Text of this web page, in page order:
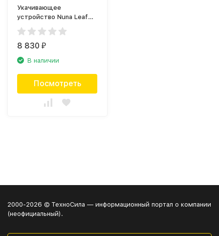
Укачивающее
устройство Nuna Leaf
Wind для шезлонгов
Leaf Curv
8 830₽
В наличии
Посмотреть
2000-2026 © ТехноСила — информационный портал о компании
(неофициальный).